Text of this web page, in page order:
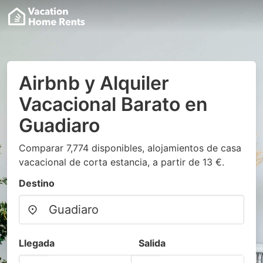
Airbnb y Alquiler
Vacacional Barato en
Guadiaro
Comparar 7,774 disponibles, alojamientos de casa
vacacional de corta estancia, a partir de 13 €.
Destino
Llegada Salida